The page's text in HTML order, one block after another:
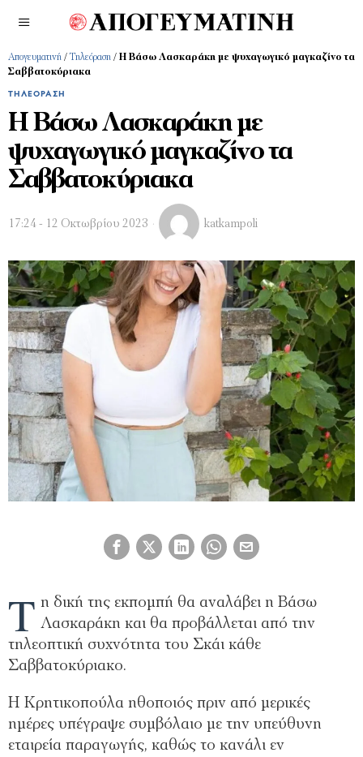
Απογευματινή /Τηλεόραση / Η Βάσω Λασκαράκη με ψυχαγωγικό μαγκαζίνο τα
Σαββατοκύριακα
ΤΗΛΕΌΡΑΣΗ
Η Βάσω Λασκαράκη με
ψυχαγωγικό μαγκαζίνο τα
Σαββατοκύριακα
17:24 - 12 Οκτωβρίου 2023 katkampoli
Τ η δική της εκπομπή θα αναλάβει η Βάσω
Λασκαράκη και θα προβάλλεται από την
τηλεοπτική συχνότητα του Σκάι κάθε
Σαββατοκύριακο.
Η Κρητικοπούλα ηθοποιός πριν από μερικές
ημέρες υπέγραψε συμβόλαιο με την υπεύθυνη
εταιρεία παραγωγής, καθώς το κανάλι εν